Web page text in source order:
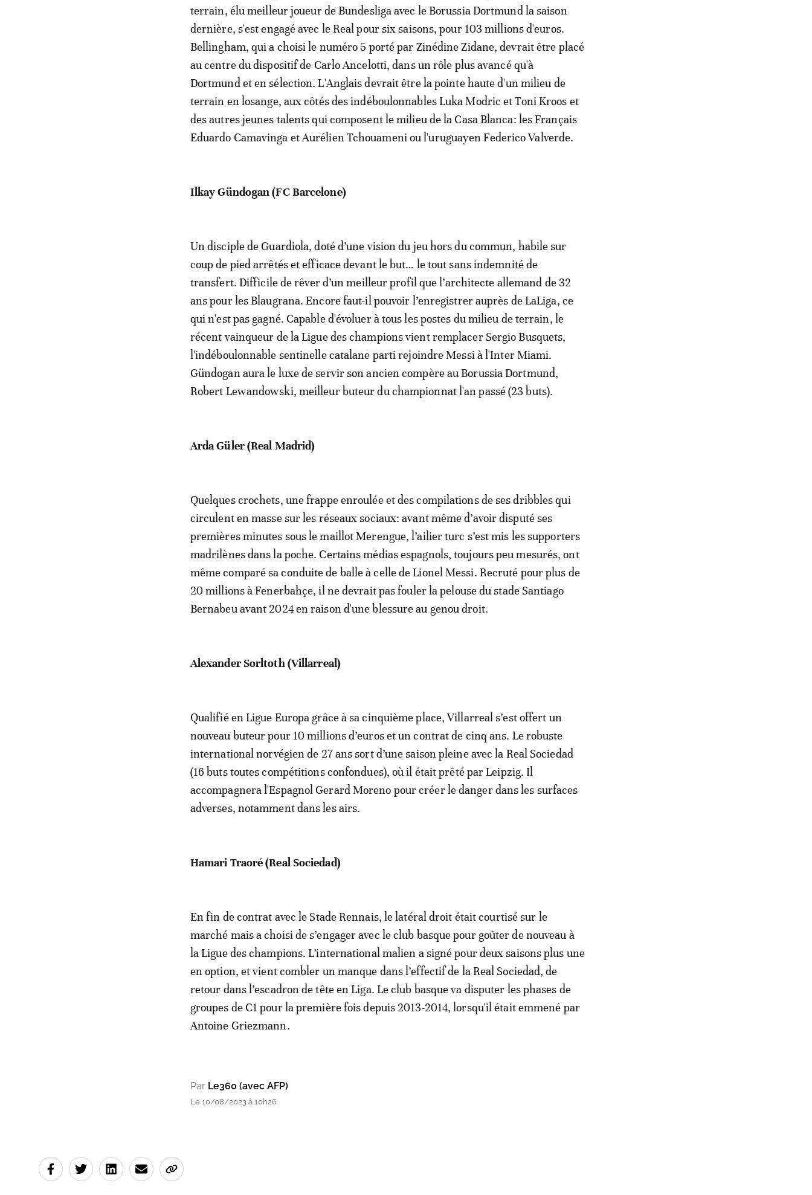
terrain, élu meilleur joueur de Bundesliga avec le Borussia Dortmund la saison
dernière, s'est engagé avec le Real pour six saisons, pour 103 millions d'euros.
Bellingham, qui a choisi le numéro 5 porté par Zinédine Zidane, devrait être placé
au centre du dispositif de Carlo Ancelotti, dans un rôle plus avancé qu'à
Dortmund et en sélection. L'Anglais devrait être la pointe haute d'un milieu de
terrain en losange, aux côtés des indéboulonnables Luka Modric et Toni Kroos et
des autres jeunes talents qui composent le milieu de la Casa Blanca: les Français
Eduardo Camavinga et Aurélien Tchouameni ou l'uruguayen Federico Valverde.
Ilkay Gündogan (FC Barcelone)
Un disciple de Guardiola, doté d’une vision du jeu hors du commun, habile sur
coup de pied arrêtés et efficace devant le but… le tout sans indemnité de
transfert. Difficile de rêver d’un meilleur profil que l’architecte allemand de 32
ans pour les Blaugrana. Encore faut-il pouvoir l’enregistrer auprès de LaLiga, ce
qui n'est pas gagné. Capable d'évoluer à tous les postes du milieu de terrain, le
récent vainqueur de la Ligue des champions vient remplacer Sergio Busquets,
l'indéboulonnable sentinelle catalane parti rejoindre Messi à l'Inter Miami.
Gündogan aura le luxe de servir son ancien compère au Borussia Dortmund,
Robert Lewandowski, meilleur buteur du championnat l'an passé (23 buts).
Arda Güler (Real Madrid)
Quelques crochets, une frappe enroulée et des compilations de ses dribbles qui
circulent en masse sur les réseaux sociaux: avant même d’avoir disputé ses
premières minutes sous le maillot Merengue, l’ailier turc s’est mis les supporters
madrilènes dans la poche. Certains médias espagnols, toujours peu mesurés, ont
même comparé sa conduite de balle à celle de Lionel Messi. Recruté pour plus de
20 millions à Fenerbahçe, il ne devrait pas fouler la pelouse du stade Santiago
Bernabeu avant 2024 en raison d'une blessure au genou droit.
Alexander Sorltoth (Villarreal)
Qualifié en Ligue Europa grâce à sa cinquième place, Villarreal s’est offert un
nouveau buteur pour 10 millions d’euros et un contrat de cinq ans. Le robuste
international norvégien de 27 ans sort d’une saison pleine avec la Real Sociedad
(16 buts toutes compétitions confondues), où il était prêté par Leipzig. Il
accompagnera l'Espagnol Gerard Moreno pour créer le danger dans les surfaces
adverses, notamment dans les airs.
Hamari Traoré (Real Sociedad)
En fin de contrat avec le Stade Rennais, le latéral droit était courtisé sur le
marché mais a choisi de s’engager avec le club basque pour goûter de nouveau à
la Ligue des champions. L’international malien a signé pour deux saisons plus une
en option, et vient combler un manque dans l’effectif de la Real Sociedad, de
retour dans l’escadron de tête en Liga. Le club basque va disputer les phases de
groupes de C1 pour la première fois depuis 2013-2014, lorsqu'il était emmené par
Antoine Griezmann.
Par Le360 (avec AFP)
Le 10/08/2023 à 10h26